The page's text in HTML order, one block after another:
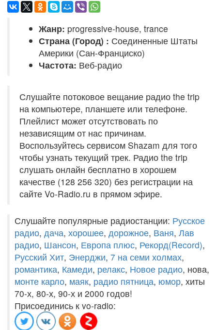
Жанр: progressive-house, trance
Страна (Город) : Соединенные Штаты
Америки (Сан-Франциско)
Частота: Веб-радио
Слушайте потоковое вещание радио the trip
на компьютере, планшете или телефоне.
Плейлист может отсутствовать по
независящим от нас причинам.
Воспользуйтесь сервисом Shazam для того
чтобы узнать текущий трек. Радио the trip
слушать онлайн бесплатно в хорошем
качестве (128 256 320) без регистрации на
сайте Vo-Radio.ru в прямом эфире.
Слушайте популярные радиостанции: Русское
радио, дача, хорошее, дорожное, Ваня, Лав
радио, Шансон, Европа плюс, Рекорд(Record),
Русский Хит, Энерджи, 7 на семи холмах,
романтика, Камеди, релакс, Новое радио, нова,
монте карло, маяк, радио пятница, юмор, хиты
70-х, 80-х, 90-х и 2000 годов!
Присоединись к vo-radio: